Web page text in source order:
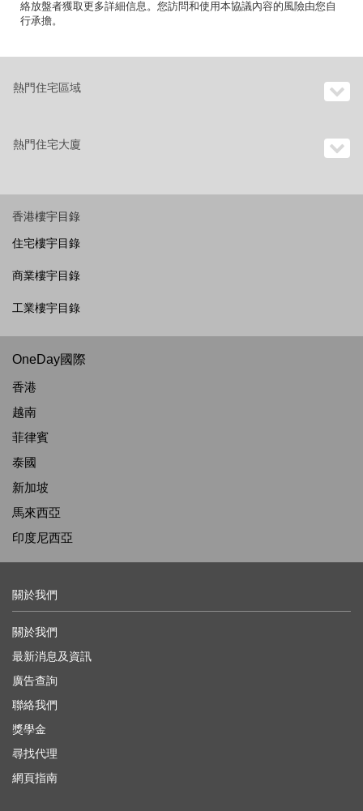
絡放盤者獲取更多詳細信息。您訪問和使用本協議內容的風險由您自
行承擔。
熱門住宅區域
熱門住宅大廈
香港樓宇目錄
住宅樓宇目錄
商業樓宇目錄
工業樓宇目錄
OneDay國際
香港
越南
菲律賓
泰國
新加坡
馬來西亞
印度尼西亞
關於我們
關於我們
最新消息及資訊
廣告查詢
聯絡我們
獎學金
尋找代理
網頁指南